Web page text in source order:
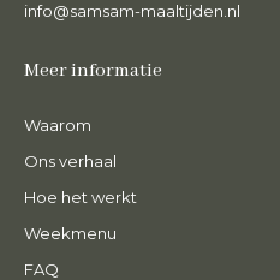
info@samsam-maaltijden.nl
Meer informatie
Waarom
Ons verhaal
Hoe het werkt
Weekmenu
FAQ